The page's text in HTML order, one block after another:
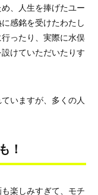
、人生を捧げたユー
感銘を受けたわたし
ったり、実際に水俣
けていただいたりす
いますが、多くの人
！
楽しみすぎて、モチ